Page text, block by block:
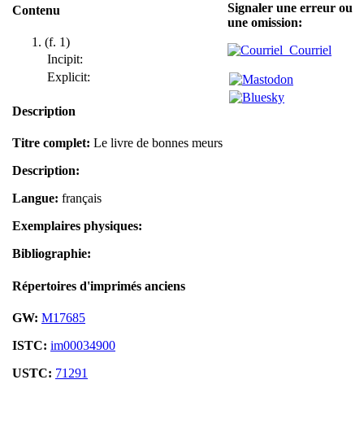
Contenu
(f. 1)
Incipit:
Explicit:
Description
Titre complet: Le livre de bonnes meurs
Description:
Langue: français
Exemplaires physiques:
Bibliographie:
Répertoires d'imprimés anciens
GW: M17685
ISTC: im00034900
USTC: 71291
Signaler une erreur ou
une omission:
Courriel